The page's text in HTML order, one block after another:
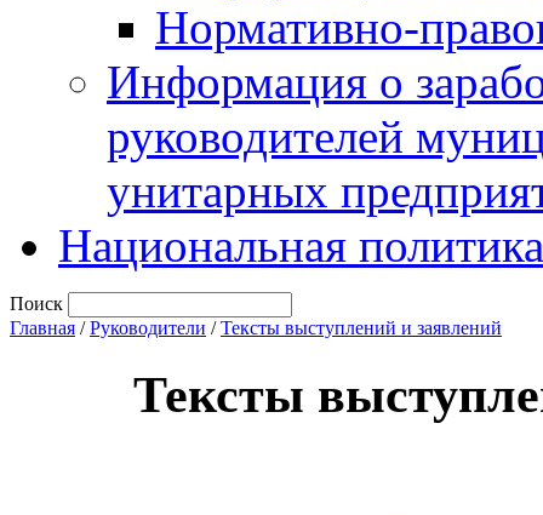
Нормативно-
Информация о
руководителей
унитарных
Национальная политика
Поиск
Главная /Руководители /Тексты выступлений и заявлений
Тексты